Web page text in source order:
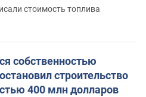
стоимость топлива
собственностью
строительство
400 млн долларов